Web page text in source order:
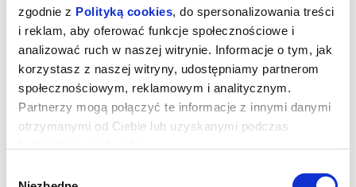
zgodnie z Polityką cookies, do spersonalizowania treści
i reklam, aby oferować funkcje społecznościowe i
analizować ruch w naszej witrynie. Informacje o tym, jak
korzystasz z naszej witryny, udostępniamy partnerom
społecznościowym, reklamowym i analitycznym.
Partnerzy mogą połączyć te informacje z innymi danymi
otrzymanymi od Ciebie lub uzyskanymi podczas
Łódź, plac Henryka Dąbrowskiego
13.12.2026, g. 12:00 (niedziela)
cena - od 65,00 pln